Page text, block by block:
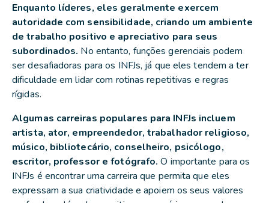
Enquanto líderes, eles geralmente exercem
autoridade com sensibilidade, criando um ambiente
de trabalho positivo e apreciativo para seus
subordinados. No entanto, funções gerenciais podem
ser desafiadoras para os INFJs, já que eles tendem a ter
dificuldade em lidar com rotinas repetitivas e regras
rígidas.
Algumas carreiras populares para INFJs incluem
artista, ator, empreendedor, trabalhador religioso,
músico, bibliotecário, conselheiro, psicólogo,
escritor, professor e fotógrafo. O importante para os
INFJs é encontrar uma carreira que permita que eles
expressam a sua criatividade e apoiem os seus valores